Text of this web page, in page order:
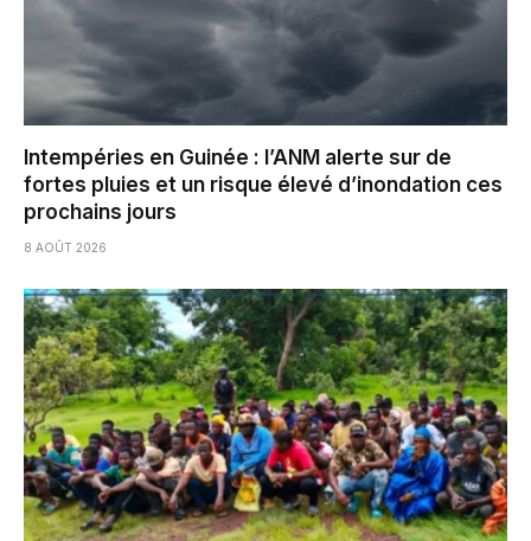
Intempéries en Guinée : l’ANM alerte sur de
fortes pluies et un risque élevé d’inondation ces
prochains jours
8 AOÛT 2026